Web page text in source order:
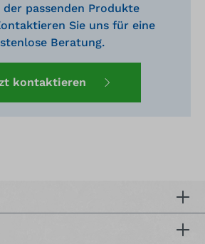
passenden Produkte
Sie uns für eine
Beratung.
kontaktieren